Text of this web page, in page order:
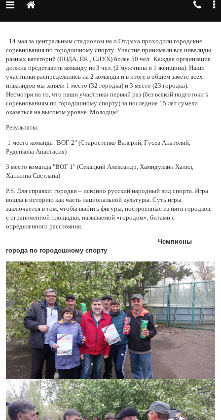
14 мая за центральным стадионом на о.Отдыха проходили городские
соревнования по городошному спорту. Участие принимали все инвалиды
разных категорий (ПОДА, ПК , СЛУХ) более 50 чел. Каждая организация
должна представить команду из 3 чел. (2 мужчины и 1 женщина). Наши
участники распределились на 2 команды и в итоге в общем зачете всех
инвалидов мы заняли 1 место (32 городка) и 3 место (23 городка).
Несмотря на то, что наши участники первый раз (без всякой подготоки к
соревнованиям по городошному спорту) за последние 15 лет сумели
оказаться на высоком уровне. Молодцы!
Результаты:
1 место команда "ВОГ 2" (Старостенко Валерий, Гусев Анатолий,
Руденкова Анастасия)
3 место команда "ВОГ 1" (Секацкий Александр, Хамидуллин Халил,
Ханжина Светлана)
P.S. Для справки: городки – исконно русский народный вид спорта. Игра
вошла в историю как часть национальной культуры. Суть игры
заключается в том, чтобы выбить фигуры, построенные из пяти городков,
с ограниченной площадки, называемой «городом», битами с
определенного расстояния.
Чемпионы
города по городошному спорту